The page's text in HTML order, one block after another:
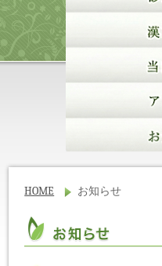
HOME お知らせ